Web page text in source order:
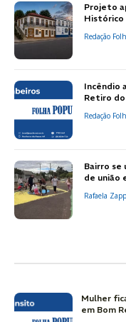
Projeto
Histórico
Redação
Incêndio
Retiro do
Redação
Bairro
de união
Rafaela
Mulher
em Bom